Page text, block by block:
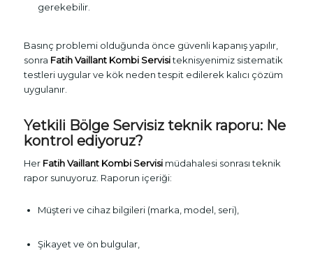
gerekebilir.
Basınç problemi olduğunda önce güvenli kapanış yapılır,
sonra Fatih Vaillant Kombi Servisiteknisyenimiz sistematik
testleri uygular ve kök neden tespit edilerek kalıcı çözüm
uygulanır.
Yetkili Bölge Servisiz teknik raporu: Ne
kontrol ediyoruz?
Her Fatih Vaillant Kombi Servisimüdahalesi sonrası teknik
rapor sunuyoruz. Raporun içeriği:
Müşteri ve cihaz bilgileri (marka, model, seri),
Şikayet ve ön bulgular,